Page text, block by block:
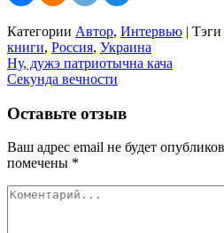
Категории Автор, Интервью | Тэги
книги, Россия, Украина
Навигация
по
записям
Ну, дужэ патриотычна кача
Секунда вечности
Оставьте отзыв
Ваш адрес email не будет
помечены *